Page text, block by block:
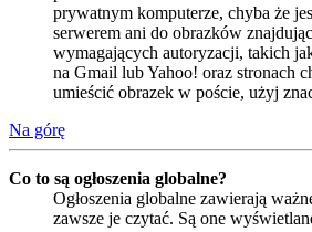
prywatnym komputerze, chyba że
serwerem ani do obrazków
wymagających autoryzacji, takich
na Gmail lub Yahoo! oraz stronach
umieścić obrazek w poście, użyj
Na górę
Co to są ogłoszenia globalne?
Ogłoszenia globalne zawierają
zawsze je czytać. Są one